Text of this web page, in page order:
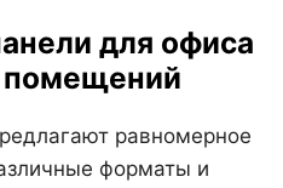
для офиса
помещений
равномерное
форматы и